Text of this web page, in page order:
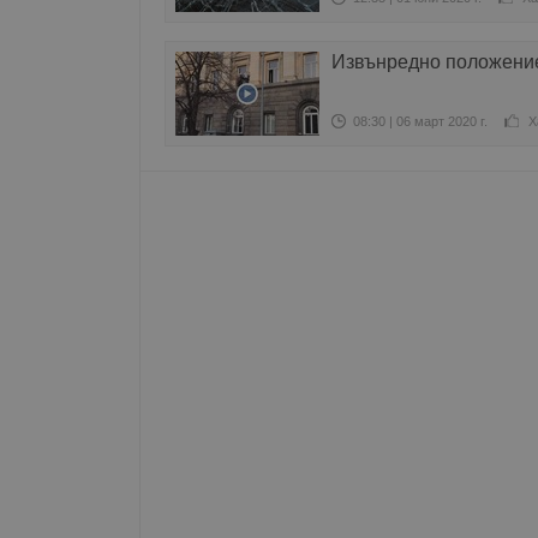
Извънредно
08:30 | 06 март 2020 г.